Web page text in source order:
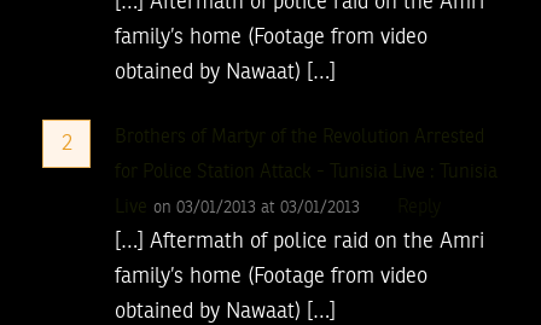
family’s home (Footage from video
obtained by Nawaat) […]
2
Brothers of Martyr of the Revolution Arrested
for Police Station Attack - Tunisia Live : Tunisia
Live on 03/01/2013 at 03/01/2013
[…] Aftermath of police raid on the Amri
family’s home (Footage from video
obtained by Nawaat) […]